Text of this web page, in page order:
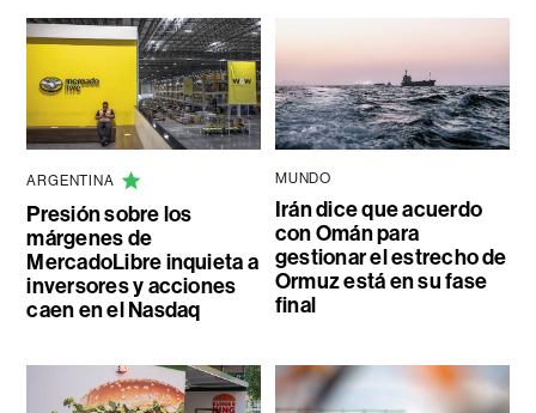
ARGENTINA
Presión sobre los
márgenes de
MercadoLibre inquieta a
inversores y acciones
caen en el Nasdaq
MUNDO
Irán dice que acuerdo
con Omán para
gestionar el estrecho de
Ormuz está en su fase
final